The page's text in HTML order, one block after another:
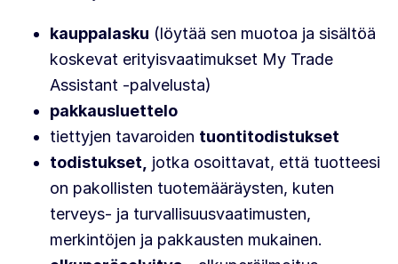
kauppalasku (löytää sen muotoa ja sisältöä
koskevat erityisvaatimukset My Trade
Assistant -palvelusta)
pakkausluettelo
tiettyjen tavaroiden tuontitodistukset
todistukset, jotka osoittavat, että tuotteesi
on pakollisten tuotemääräysten, kuten
terveys- ja turvallisuusvaatimusten,
merkintöjen ja pakkausten mukainen.